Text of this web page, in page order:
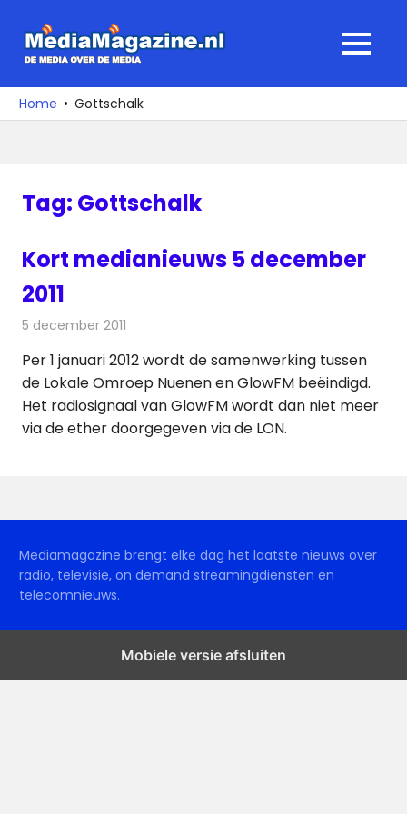
naar
media
over
MENU
Home Gottschalk
Tag: Gottschalk
Kort medianieuws 5 december
2011
5 december 2011
Per 1 januari 2012 wordt de samenwerking tussen
de Lokale Omroep Nuenen en GlowFM beëindigd.
Het radiosignaal van GlowFM wordt dan niet meer
via de ether doorgegeven via de LON.
Mediamagazine brengt elke dag het laatste nieuws over
radio, televisie, on demand streamingdiensten en
telecomnieuws.
Mobiele versie afsluiten